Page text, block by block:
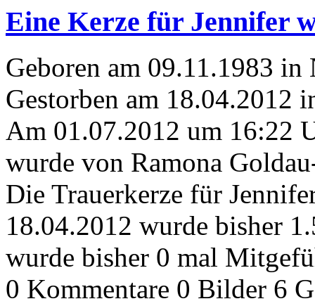
Eine Kerze für Jennifer
Geboren am 09.11.1983 in
Gestorben am 18.04.2012
Am 01.07.2012 um 16:22
wurde von Ramona
Die Trauerkerze für
18.04.2012 wurde bisher
wurde bisher 0 mal
0 Kommentare 0 Bilder 6